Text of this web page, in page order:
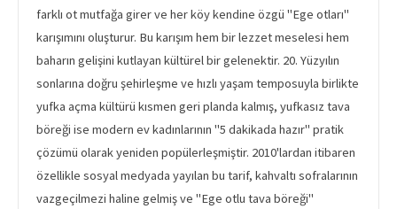
farklı ot mutfağa girer ve her köy kendine özgü "Ege otları"
karışımını oluşturur. Bu karışım hem bir lezzet meselesi hem
baharın gelişini kutlayan kültürel bir gelenektir. 20. Yüzyılın
sonlarına doğru şehirleşme ve hızlı yaşam temposuyla birlikte
yufka açma kültürü kısmen geri planda kalmış, yufkasız tava
böreği ise modern ev kadınlarının "5 dakikada hazır" pratik
çözümü olarak yeniden popülerleşmiştir. 2010'lardan itibaren
özellikle sosyal medyada yayılan bu tarif, kahvaltı sofralarının
vazgeçilmezi haline gelmiş ve "Ege otlu tava böreği"